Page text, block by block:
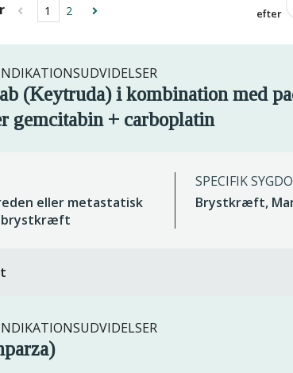
1 2
efter
(Keytruda) i kombination med
gemcitabin + carboplatin
eller metastatisk
brystkræft
SPECIFIK
Brystkræft,